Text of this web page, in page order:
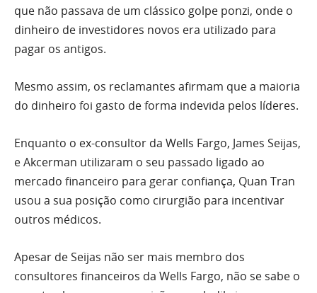
que não passava de um clássico golpe ponzi, onde o
dinheiro de investidores novos era utilizado para
pagar os antigos.
Mesmo assim, os reclamantes afirmam que a maioria
do dinheiro foi gasto de forma indevida pelos líderes.
Enquanto o ex-consultor da Wells Fargo, James Seijas,
e Akcerman utilizaram o seu passado ligado ao
mercado financeiro para gerar confiança, Quan Tran
usou a sua posição como cirurgião para incentivar
outros médicos.
Apesar de Seijas não ser mais membro dos
consultores financeiros da Wells Fargo, não se sabe o